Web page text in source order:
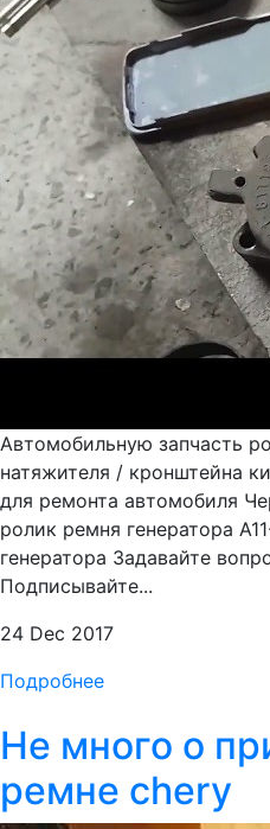
Автомобильную запчасть
натяжителя / кронштейна
для ремонта автомобиля
ролик ремня генератора
генератора Задавайте
Подписывайте...
24 Dec 2017
Подробнее
Не много о
ремне chery